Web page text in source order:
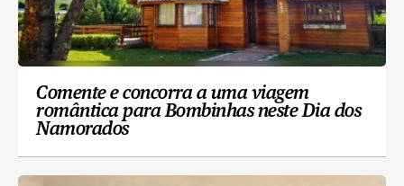
Comente e concorra a uma viagem
romântica para Bombinhas neste Dia dos
Namorados